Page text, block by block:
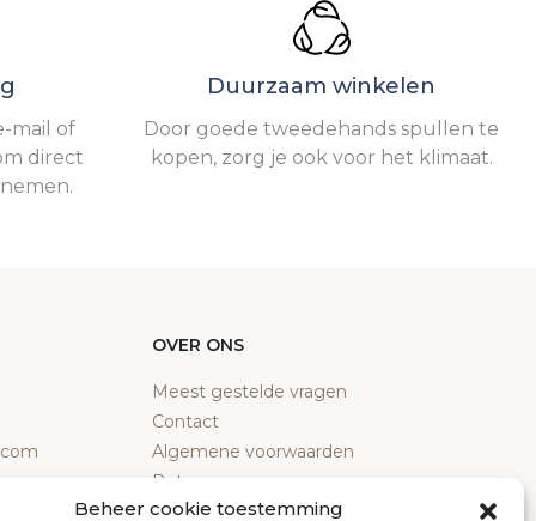
Beheer cookie toestemming
mail of
direct
Duurzaam winkelen
Door goede tweedehands spullen te
kopen, zorg je ook voor het klimaat.
OVER ONS
Meest gestelde vragen
Contact
Algemene voorwaarden
Retourneren
Klachten